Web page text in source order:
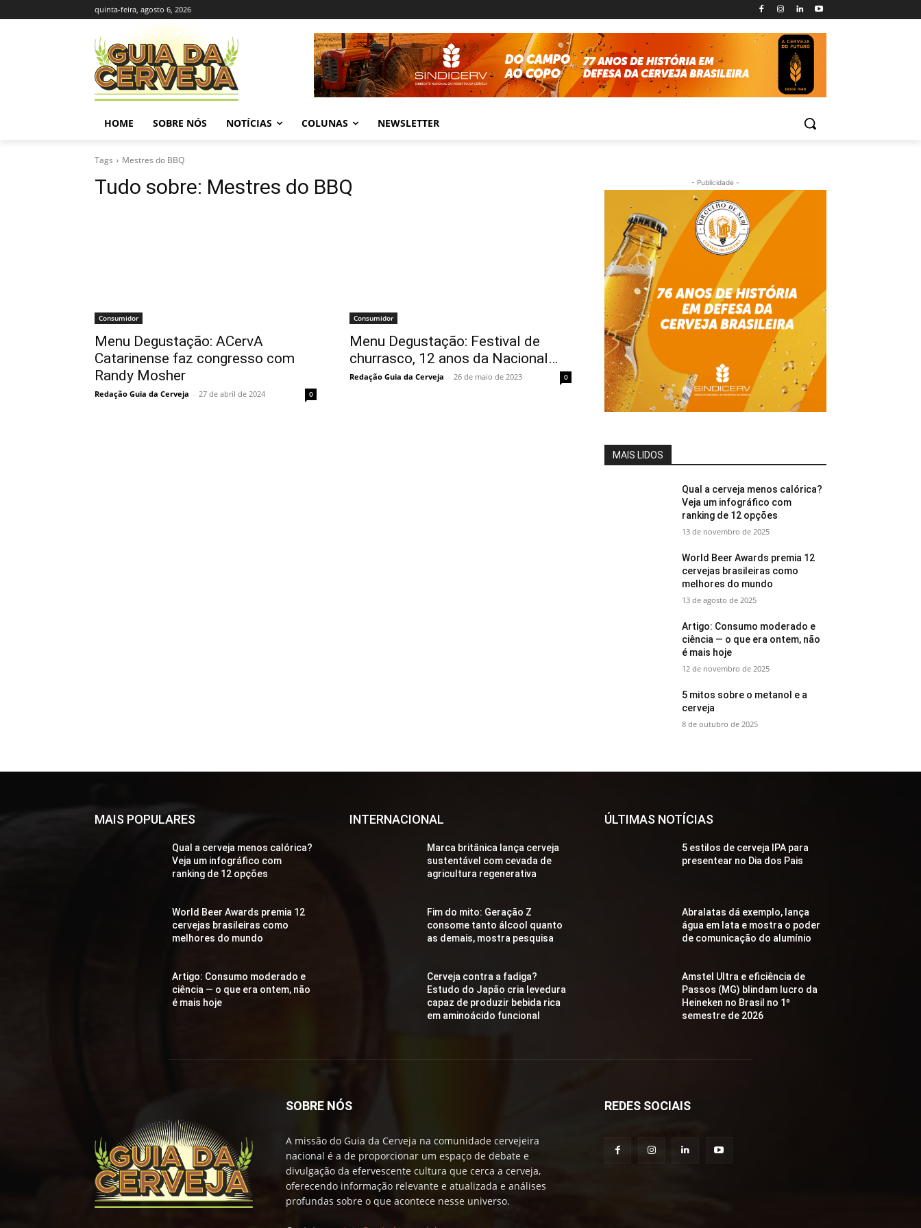
quinta-feira, agosto 6, 2026
HOME SOBRE NÓS NOTÍCIAS COLUNAS NEWSLETTER
Tags Mestres do BBQ
Tudo sobre: Mestres do BBQ
Consumidor
Menu Degustação: ACervA
Catarinense faz congresso com
Randy Mosher
Redação Guia da Cerveja - 27 de abril de 2024 0
Consumidor
Menu Degustação: Festival de
churrasco, 12 anos da Nacional…
Redação Guia da Cerveja - 26 de maio de 2023 0
- Publicidade -
MAIS LIDOS
Qual a cerveja menos calórica?
Veja um infográfico com
ranking de 12 opções
13 de novembro de 2025
World Beer Awards premia 12
cervejas brasileiras como
melhores do mundo
13 de agosto de 2025
Artigo: Consumo moderado e
ciência — o que era ontem, não
é mais hoje
12 de novembro de 2025
5 mitos sobre o metanol e a
cerveja
8 de outubro de 2025
MAIS POPULARES
Qual a cerveja menos calórica?
Veja um infográfico com
ranking de 12 opções
World Beer Awards premia 12
cervejas brasileiras como
melhores do mundo
Artigo: Consumo moderado e
ciência — o que era ontem, não
é mais hoje
INTERNACIONAL
Marca britânica lança cerveja
sustentável com cevada de
agricultura regenerativa
Fim do mito: Geração Z
consome tanto álcool quanto
as demais, mostra pesquisa
Cerveja contra a fadiga?
Estudo do Japão cria levedura
capaz de produzir bebida rica
em aminoácido funcional
ÚLTIMAS NOTÍCIAS
5 estilos de cerveja IPA para
presentear no Dia dos Pais
Abralatas dá exemplo, lança
água em lata e mostra o poder
de comunicação do alumínio
Amstel Ultra e eficiência de
Passos (MG) blindam lucro da
Heineken no Brasil no 1º
semestre de 2026
SOBRE NÓS
A missão do Guia da Cerveja na comunidade cervejeira
nacional é a de proporcionar um espaço de debate e
divulgação da efervescente cultura que cerca a cerveja,
oferecendo informação relevante e atualizada e análises
profundas sobre o que acontece nesse universo.
REDES SOCIAIS